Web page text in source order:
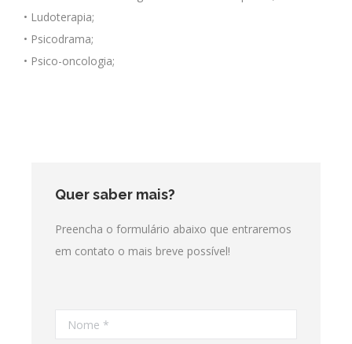
• Ludoterapia;
• Psicodrama;
• Psico-oncologia;
Quer saber mais?
Preencha o formulário abaixo que entraremos
em contato o mais breve possível!
Nome *